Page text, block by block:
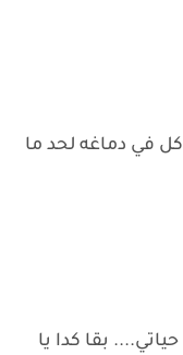
في دماغه لحد ما
بقا كدا يا